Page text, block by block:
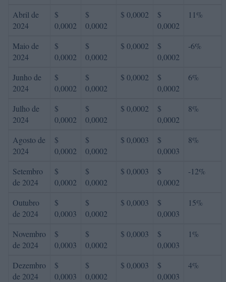
Abril de
2024
$
0,0002
$
0,0002
$ 0,0002
$
0,0002
11%
Maio de
2024
$
0,0002
$
0,0002
$ 0,0002
$
0,0002
-6%
Junho de
2024
$
0,0002
$
0,0002
$ 0,0002
$
0,0002
6%
Julho de
2024
$
0,0002
$
0,0002
$ 0,0002
$
0,0002
8%
Agosto de
2024
$
0,0002
$
0,0002
$ 0,0003
$
0,0003
8%
Setembro
de 2024
$
0,0002
$
0,0002
$ 0,0003
$
0,0002
-12%
Outubro
de 2024
$
0,0003
$
0,0002
$ 0,0003
$
0,0003
15%
Novembro
de 2024
$
0,0003
$
0,0002
$ 0,0003
$
0,0003
1%
Dezembro
de 2024
$
0,0003
$
0,0002
$ 0,0003
$
0,0003
4%